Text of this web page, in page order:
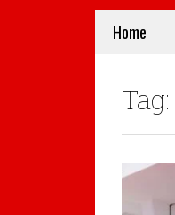
Home
Tag: